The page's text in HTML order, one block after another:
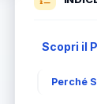
Scopri il
Perché